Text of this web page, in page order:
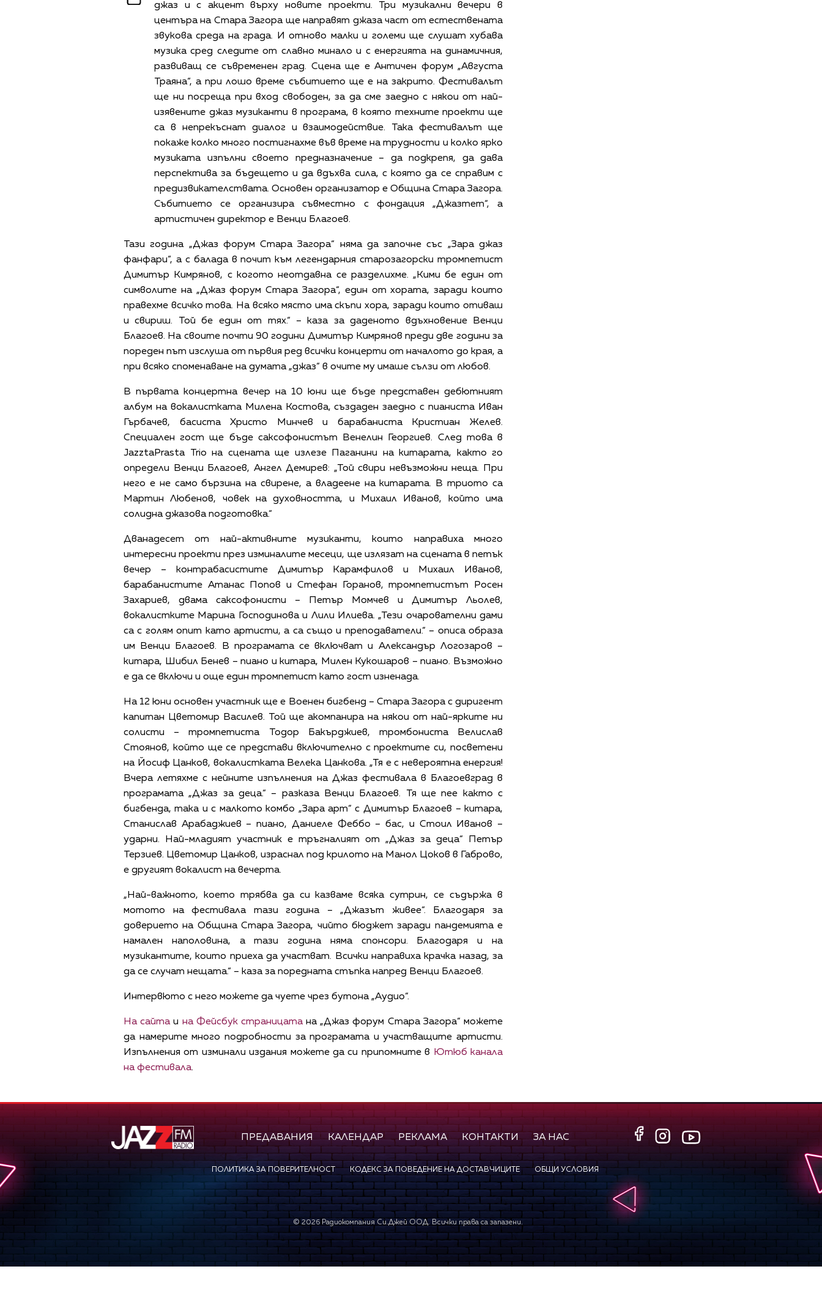
джаз и с акцент върху новите проекти. Три музикални вечери в
центъра на Стара Загора ще направят джаза част от естествената
звукова среда на града. И отново малки и големи ще слушат хубава
музика сред следите от славно минало и с енергията на динамичния,
развиващ се съвременен град. Сцена ще е Античен форум „Августа
Траяна“, а при лошо време събитието ще е на закрито. Фестивалът
ще ни посреща при вход свободен, за да сме заедно с някои от най-
изявените джаз музиканти в програма, в която техните проекти ще
са в непрекъснат диалог и взаимодействие. Така фестивалът ще
покаже колко много постигнахме във време на трудности и колко ярко
музиката изпълни своето предназначение – да подкрепя, да дава
перспектива за бъдещето и да вдъхва сила, с която да се справим с
предизвикателствата. Основен организатор е Община Стара Загора.
Събитието се организира съвместно с фондация „Джазтет“, а
артистичен директор е Венци Благоев.
Тази година „Джаз форум Стара Загора“ няма да започне със „Зара джаз
фанфари“, а с балада в почит към легендарния старозагорски тромпетист
Димитър Кимрянов, с когото неотдавна се разделихме. „Кими бе един от
символите на „Джаз форум Стара Загора“, един от хората, заради които
правехме всичко това. На всяко място има скъпи хора, заради които отиваш
и свириш. Той бе един от тях.“ – каза за даденото вдъхновение Венци
Благоев. На своите почти 90 години Димитър Кимрянов преди две години за
пореден път изслуша от първия ред всички концерти от началото до края, а
при всяко споменаване на думата „джаз“ в очите му имаше сълзи от любов.
В първата концертна вечер на 10 юни ще бъде представен дебютният
албум на вокалистката Милена Костова, създаден заедно с пианиста Иван
Гърбачев, басиста Христо Минчев и барабаниста Кристиан Желев.
Специален гост ще бъде саксофонистът Венелин Георгиев. След това в
JazztaPrasta Trio на сцената ще излезе Паганини на китарата, както го
определи Венци Благоев, Ангел Демирев: „Той свири невъзможни неща. При
него е не само бързина на свирене, а владеене на китарата. В триото са
Мартин Любенов, човек на духовността, и Михаил Иванов, който има
солидна джазова подготовка.“
Дванадесет от най-активните музиканти, които направиха много
интересни проекти през изминалите месеци, ще излязат на сцената в петък
вечер – контрабасистите Димитър Карамфилов и Михаил Иванов,
барабанистите Атанас Попов и Стефан Горанов, тромпетистът Росен
Захариев, двама саксофонисти – Петър Момчев и Димитър Льолев,
вокалистките Марина Господинова и Лили Илиева. „Тези очарователни дами
са с голям опит като артисти, а са също и преподаватели.“ – описа образа
им Венци Благоев. В програмата се включват и Александър Логозаров –
китара, Шибил Бенев – пиано и китара, Милен Кукошаров – пиано. Възможно
е да се включи и още един тромпетист като гост изненада.
На 12 юни основен участник ще е Военен бигбенд – Стара Загора с диригент
капитан Цветомир Василев. Той ще акомпанира на някои от най-ярките ни
солисти – тромпетиста Тодор Бакърджиев, тромбониста Велислав
Стоянов, който ще се представи включително с проектите си, посветени
на Йосиф Цанков, вокалистката Велека Цанкова. „Тя е с невероятна енергия!
Вчера летяхме с нейните изпълнения на Джаз фестивала в Благоевград в
програмата „Джаз за деца.“ – разказа Венци Благоев. Тя ще пее както с
бигбенда, така и с малкото комбо „Зара арт“ с Димитър Благоев – китара,
Станислав Арабаджиев – пиано, Даниеле Феббо – бас, и Стоил Иванов –
ударни. Най-младият участник е тръгналият от „Джаз за деца“ Петър
Терзиев. Цветомир Цанков, израснал под крилото на Манол Цоков в Габрово,
е другият вокалист на вечерта.
„Най-важното, което трябва да си казваме всяка сутрин, се съдържа в
мотото на фестивала тази година – „Джазът живее“. Благодаря за
доверието на Община Стара Загора, чийто бюджет заради пандемията е
намален наполовина, а тази година няма спонсори. Благодаря и на
музикантите, които приеха да участват. Всички направиха крачка назад, за
да се случат нещата.“ – каза за поредната стъпка напред Венци Благоев.
Интервюто с него можете да чуете чрез бутона „Аудио“.
На сайтаи на Фейсбук страницатана „Джаз форум Стара Загора“ можете
да намерите много подробности за програмата и участващите артисти.
Изпълнения от изминали издания можете да си припомните в Ютюб канала
на фестивала.
ПРЕДАВАНИЯ КАЛЕНДАР РЕКЛАМА КОНТАКТИ ЗА НАС
ПОЛИТИКА ЗА ПОВЕРИТЕЛНОСТ КОДЕКС ЗА ПОВЕДЕНИЕ НА ДОСТАВЧИЦИТЕ ОБЩИ УСЛОВИЯ
©2026 Радиокомпания Си.Джей ООД. Всички права са запазени.